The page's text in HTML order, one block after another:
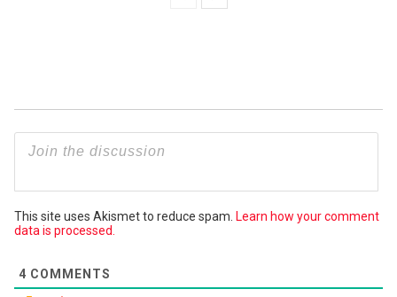
This site uses Akismet to reduce spam. Learn how your comment
data is processed.
4 COMMENTS